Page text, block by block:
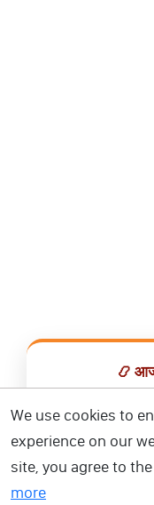
📿
📅
We use cookies to
experience on our
site, you agree to
more